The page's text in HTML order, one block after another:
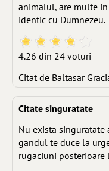
animalul, are multe
identic cu Dumnezeu.
4.26 din 24 voturi
Citat de Baltasar
Citate singuratate
Nu exista singuratate
gandul te duce la
rugaciuni posterioare